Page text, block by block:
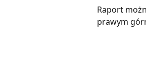
Raport
prawym